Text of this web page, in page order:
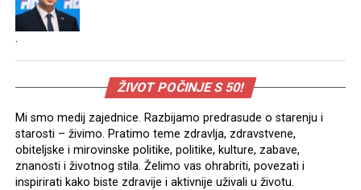
.
ŽIVOT POČINJE S 50!
Mi smo medij zajednice. Razbijamo predrasude o starenju i
starosti – živimo. Pratimo teme zdravlja, zdravstvene,
obiteljske i mirovinske politike, politike, kulture, zabave,
znanosti i životnog stila. Želimo vas ohrabriti, povezati i
inspirirati kako biste zdravije i aktivnije uživali u životu.